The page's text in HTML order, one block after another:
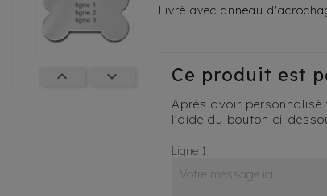
 
Livré avec anneau
Ce produit est
Après avoir
l'aide du bouton ci-
Ligne 1